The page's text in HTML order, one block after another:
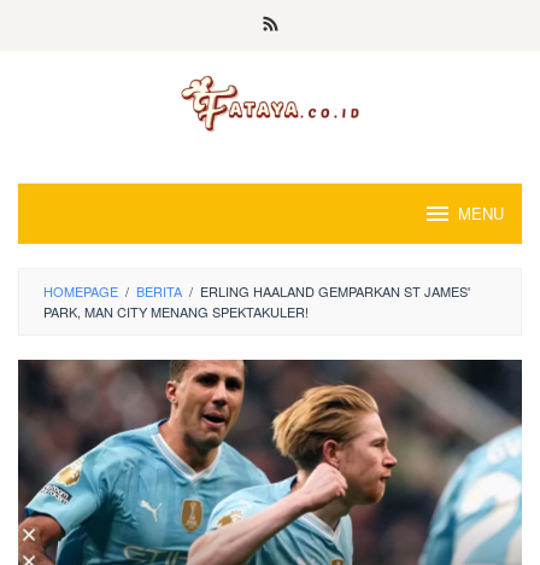
MENU
HOMEPAGE / BERITA / ERLING HAALAND GEMPARKAN ST JAMES'
PARK, MAN CITY MENANG SPEKTAKULER!